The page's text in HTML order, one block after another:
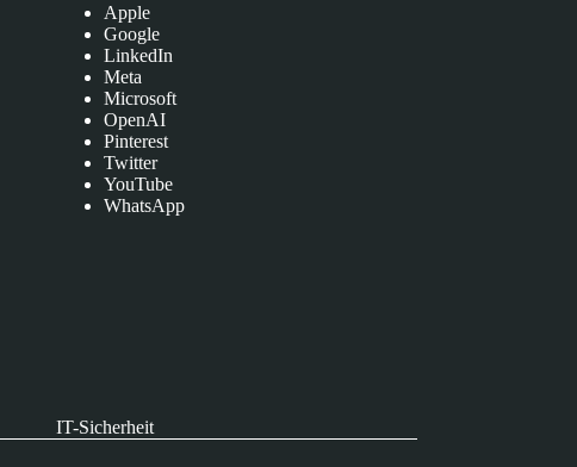
Apple
Google
LinkedIn
Meta
Microsoft
OpenAI
Pinterest
Twitter
YouTube
WhatsApp
IT-Sicherheit